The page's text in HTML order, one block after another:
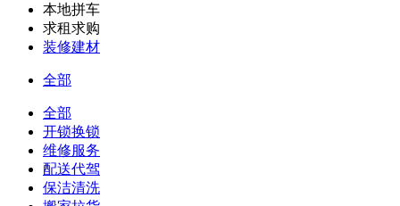
本地拼车
求租求购
装修建材
全部
全部
开锁换锁
维修服务
配送代驾
保洁清洗